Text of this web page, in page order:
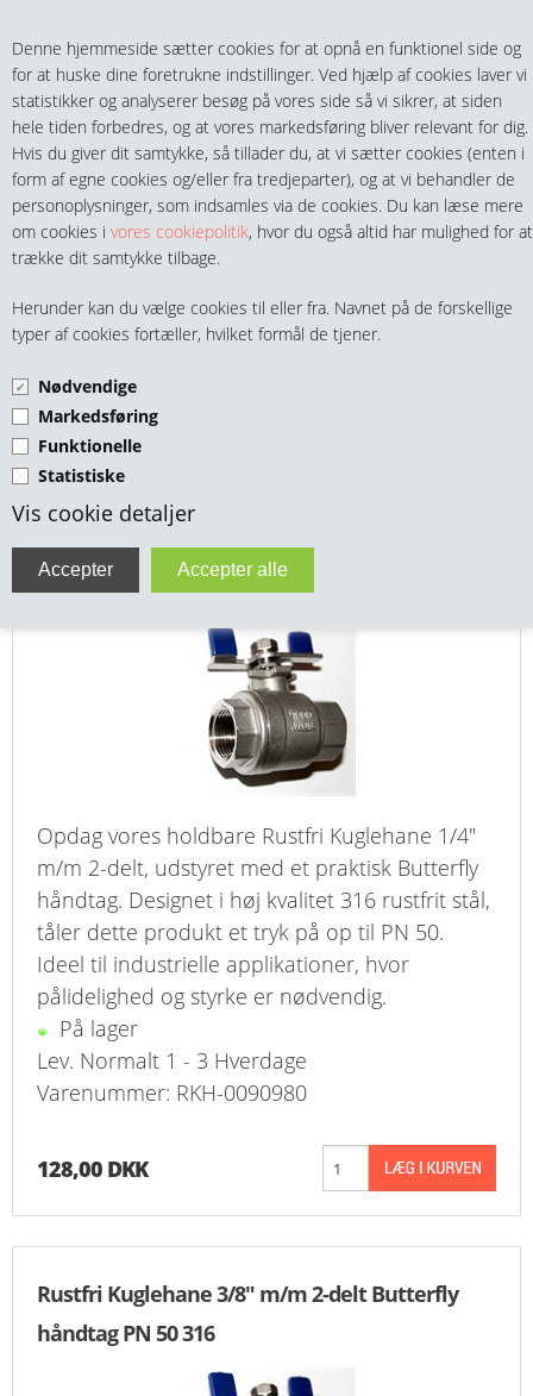
Denne hjemmeside sætter cookies for at opnå en funktionel side og
for at huske dine foretrukne indstillinger. Ved hjælp af cookies laver vi
statistikker og analyserer besøg på vores side så vi sikrer, at siden
hele tiden forbedres, og at vores markedsføring bliver relevant for dig.
Hvis du giver dit samtykke, så tillader du, at vi sætter cookies (enten i
form af egne cookies og/eller fra tredjeparter), og at vi behandler de
personoplysninger, som indsamles via de cookies. Du kan læse mere
om cookies i vores cookiepolitik, hvor du også altid har mulighed for at
trække dit samtykke tilbage.
Herunder kan du vælge cookies til eller fra. Navnet på de forskellige
typer af cookies fortæller, hvilket formål de tjener.
Nødvendige
Markedsføring
Funktionelle
Statistiske
Vis cookie detaljer
Teltech.dk 0 vare(r) i kurven
0,00 DKK
MENU
HANER & VENTILER
SLANGER, KOBLINGER & TILBEHØR
RØR & TILBEHØR
TEKNIK & AUTOMATIK
VA FITTINGS & VENTILER
ENTREPENØRARBEJDE- & UDSTYR
BESPÆNDING, GUMMIDELE M.M.
BEARBEJDNING, MONTAGE & HAVEARBEJDE
MATERIEL HÅNDTERING
FORSIDE
KURV
NYHEDER
PROFIL
RUSTFRI KUGLEHANE
BUTTERFLYHÅNDTAG
Rustfri Kuglehane 1/4" m/m 2-delt Butterfly
håndtag PN 50 316
Opdag vores holdbare Rustfri Kuglehane 1/4"
m/m 2-delt, udstyret med et praktisk Butterfly
håndtag. Designet i høj kvalitet 316 rustfrit stål,
tåler dette produkt et tryk på op til PN 50.
Ideel til industrielle applikationer, hvor
pålidelighed og styrke er nødvendig.
På lager
Lev. Normalt 1 - 3 Hverdage
Varenummer: RKH-0090980
128,00 DKK
Rustfri Kuglehane 3/8" m/m 2-delt Butterfly
håndtag PN 50 316